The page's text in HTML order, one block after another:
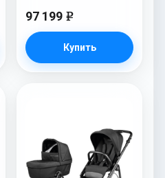
97 199 e
Купить